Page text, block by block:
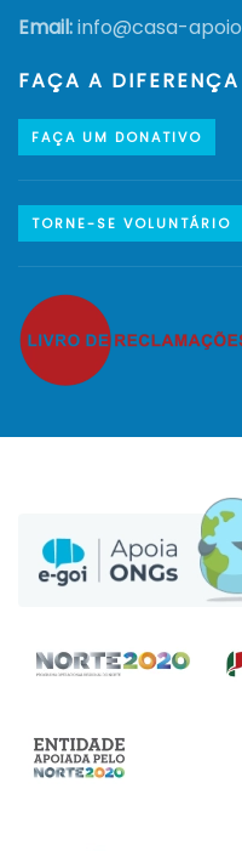
Email:info@casa-
FAÇA A DIFERENÇA
FAÇA UM DONATIVO
TORNE-SE VOLUNTÁRIO